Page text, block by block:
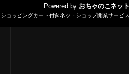
Powered by おちゃのこネット
ョッピングカート付きネットショップ開業サービス